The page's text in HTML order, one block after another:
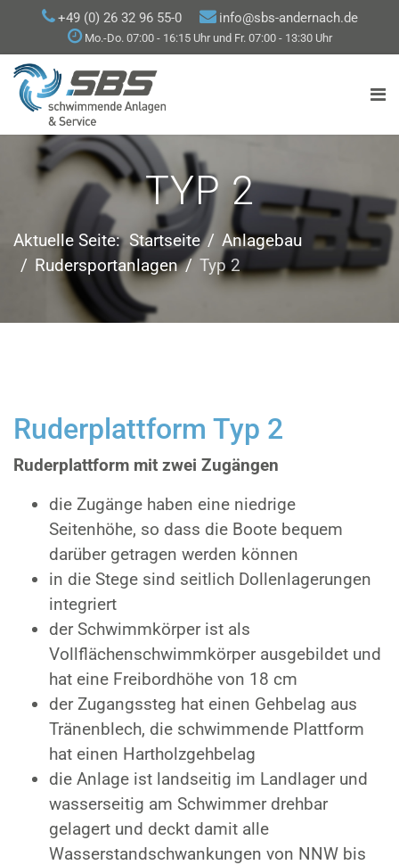
+49 (0) 26 32 96 55-0 info@sbs-andernach.de
Mo.-Do. 07:00 - 16:15 Uhr und Fr. 07:00 - 13:30 Uhr
TYP 2
Aktuelle Seite: Startseite
Anlagebau
Rudersportanlagen
Typ 2
Ruderplattform Typ 2
Ruderplattform mit zwei Zugängen
die Zugänge haben eine niedrige
Seitenhöhe, so dass die Boote bequem
darüber getragen werden können
in die Stege sind seitlich Dollenlagerungen
integriert
der Schwimmkörper ist als
Vollflächenschwimmkörper ausgebildet und
hat eine Freibordhöhe von 18 cm
der Zugangssteg hat einen Gehbelag aus
Tränenblech, die schwimmende Plattform
hat einen Hartholzgehbelag
die Anlage ist landseitig im Landlager und
wasserseitig am Schwimmer drehbar
gelagert und deckt damit alle
Wasserstandschwankungen von NNW bis